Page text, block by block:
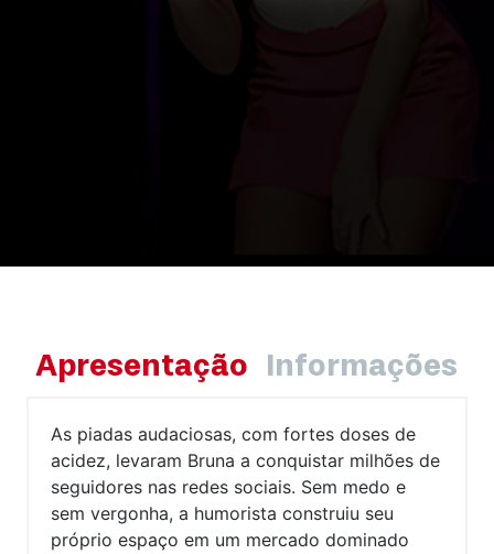
Apresentação Informações
As piadas audaciosas, com fortes doses de
acidez, levaram Bruna a conquistar milhões de
seguidores nas redes sociais. Sem medo e
sem vergonha, a humorista construiu seu
próprio espaço em um mercado dominado